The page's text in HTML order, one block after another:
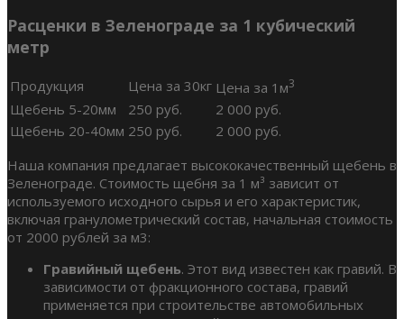
Расценки в Зеленограде за 1 кубический
метр
Продукция Цена за 30кг Цена за 1м3
Щебень 5-20мм 250 руб.
2 000 руб.
Щебень 20-40мм 250 руб.
2 000 руб.
Наша компания предлагает высококачественный щебень в
Зеленограде. Стоимость щебня за 1 м³ зависит от
используемого исходного сырья и его характеристик,
включая гранулометрический состав, начальная стоимость
от 2000 рублей за м3:
Гравийный щебень. Этот вид известен как гравий. В
зависимости от фракционного состава, гравий
применяется при строительстве автомобильных